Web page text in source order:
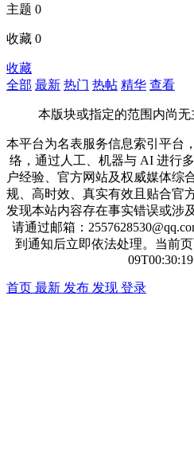
主题 0
收藏 0
收藏
全部 最新 热门 热帖 精华 查看
本版块或指定的范围内尚无
本平台为名表服务信息索引平台
络，通过人工、机器与 AI 进行
户经验、官方网站及权威媒体综
规、高时效、真实有效且贴合官
发现本站内容存在事实错误或涉
请通过邮箱：
到通知后立即依法处理。当前
首页 最新 发布 发现 登录